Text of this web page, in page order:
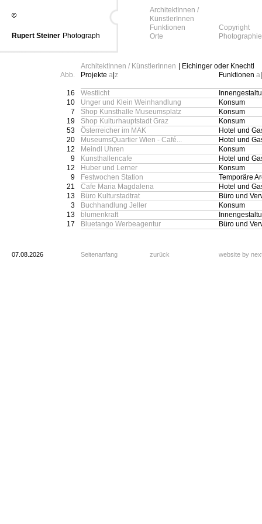
Rupert Steiner Photograph
ArchitektInnen /
KünstlerInnen
Funktionen
Orte
Copyright
Photographie
ArchitektInnen / KünstlerInnen
| Eichinger oder Knechtl
Abb.
Projekte a z Funktionen a
16 Westlicht
10
Unger und Klein Weinhandlung
Konsum
7
Shop Kunsthalle Museumsplatz
Konsum
19
Shop Kulturhauptstadt Graz
Konsum
53
Österreicher im MAK
Hotel und
20
MuseumsQuartier Wien - Café...
Hotel und
12
Meindl Uhren
Konsum
9
Kunsthallencafe
Hotel und
12
Huber und Lerner
Konsum
9
Festwochen Station
Temporäre
21
Cafe Maria Magdalena
Hotel und
13
Büro Kulturstadtrat
Büro und
3
Buchhandlung Jeller
Konsum
13
blumenkraft
17
Bluetango Werbeagentur Büro und
07.08.2026 Seitenanfang zurück website by